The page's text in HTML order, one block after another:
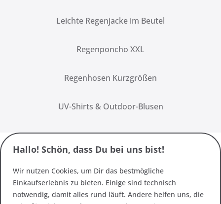
Leichte Regenjacke im Beutel
Regenponcho XXL
Regenhosen Kurzgrößen
UV-Shirts & Outdoor-Blusen
Hallo! Schön, dass Du bei uns bist!
Wir nutzen Cookies, um Dir das bestmögliche
Einkaufserlebnis zu bieten. Einige sind technisch
notwendig, damit alles rund läuft. Andere helfen uns, die